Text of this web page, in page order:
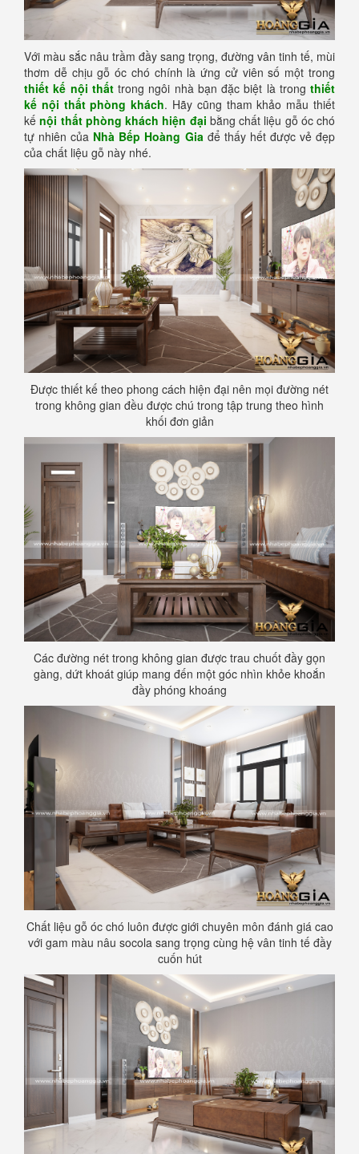
Với màu sắc nâu trầm đầy sang trọng, đường vân tinh tế, mùi
thơm dễ chịu gỗ óc chó chính là ứng cử viên số một trong
thiết kế nội thấttrong ngôi nhà bạn đặc biệt là trong thiết
kế nội thất phòng khách. Hãy cũng tham khảo mẫu thiết
kếnội thất phòng khách hiện đại bằng chất liệu gỗ óc chó
tự nhiên của Nhà Bếp Hoàng Gia để thấy hết được vẻ đẹp
của chất liệu gỗ này nhé.
Được thiết kế theo phong cách hiện đại nên mọi đường nét
trong không gian đều được chú trong tập trung theo hình
khối đơn giản
Các đường nét trong không gian được trau chuốt đầy gọn
gàng, dứt khoát giúp mang đến một góc nhìn khỏe khoắn
đầy phóng khoáng
Chất liệu gỗ óc chó luôn được giới chuyên môn đánh giá cao
với gam màu nâu socola sang trọng cùng hệ vân tinh tế đầy
cuốn hút